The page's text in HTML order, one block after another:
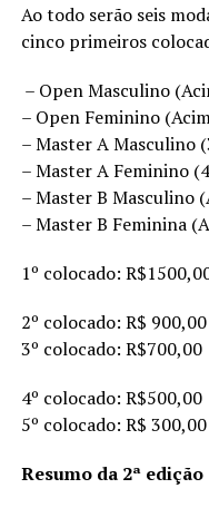
Ao todo serão seis
cinco primeiros
– Open Masculino
– Open Feminino
– Master A Masculino
– Master A Feminino
– Master B Masculino
– Master B Feminina
1º colocado:
2º colocado: R$ 900,00
3º colocado: R$700,00
4º colocado: R$500,00
5º colocado: R$ 300,00
Resumo da 2ª edição